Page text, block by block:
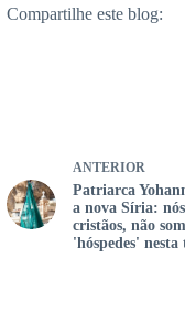
Compartilhe este blog:
ANTERIOR
Patriarca
a nova Síria:
cristãos, não
'hóspedes' nesta